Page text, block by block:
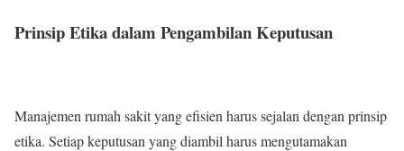
Prinsip Etika dalam Pengambilan Keputusan
Manajemen rumah sakit yang efisien harus sejalan dengan prinsip
etika. Setiap keputusan yang diambil harus mengutamakan